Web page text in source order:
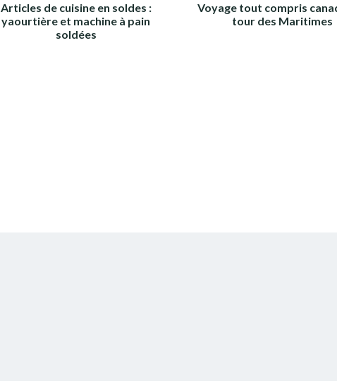
Articles de cuisine en soldes :
yaourtière et machine à pain
soldées
Voyage tout compris
tour des Maritimes